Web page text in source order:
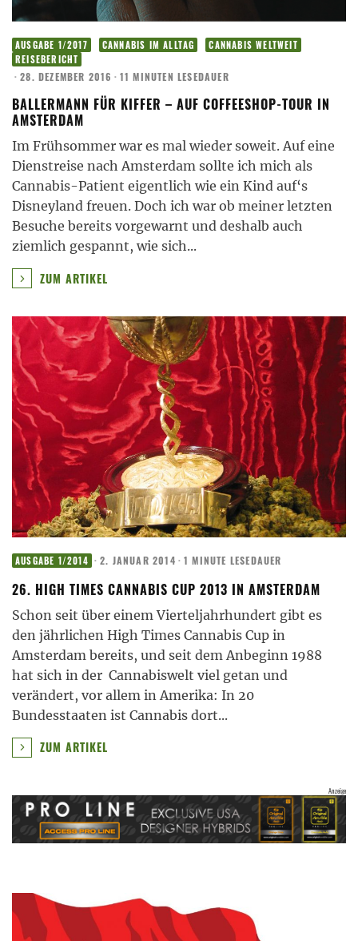
AUSGABE 1/2017 CANNABIS IM ALLTAG
CANNABIS WELTWEIT
REISEBERICHT
· 28. DEZEMBER 2016 · 11 MINUTEN LESEDAUER
BALLERMANN FÜR KIFFER – AUF COFFEESHOP-TOUR IN
AMSTERDAM
Im Frühsommer war es mal wieder soweit. Auf eine
Dienstreise nach Amsterdam sollte ich mich als
Cannabis-Patient eigentlich wie ein Kind auf‘s
Disneyland freuen. Doch ich war ob meiner letzten
Besuche bereits vorgewarnt und deshalb auch
ziemlich gespannt, wie sich...
ZUM ARTIKEL
AUSGABE 1/2014 · 2. JANUAR 2014 · 1 MINUTE LESEDAUER
26. HIGH TIMES CANNABIS CUP 2013 IN AMSTERDAM
Schon seit über einem Vierteljahrhundert gibt es
den jährlichen High Times Cannabis Cup in
Amsterdam bereits, und seit dem Anbeginn 1988
hat sich in der Cannabiswelt viel getan und
verändert, vor allem in Amerika: In 20
Bundesstaaten ist Cannabis dort...
ZUM ARTIKEL